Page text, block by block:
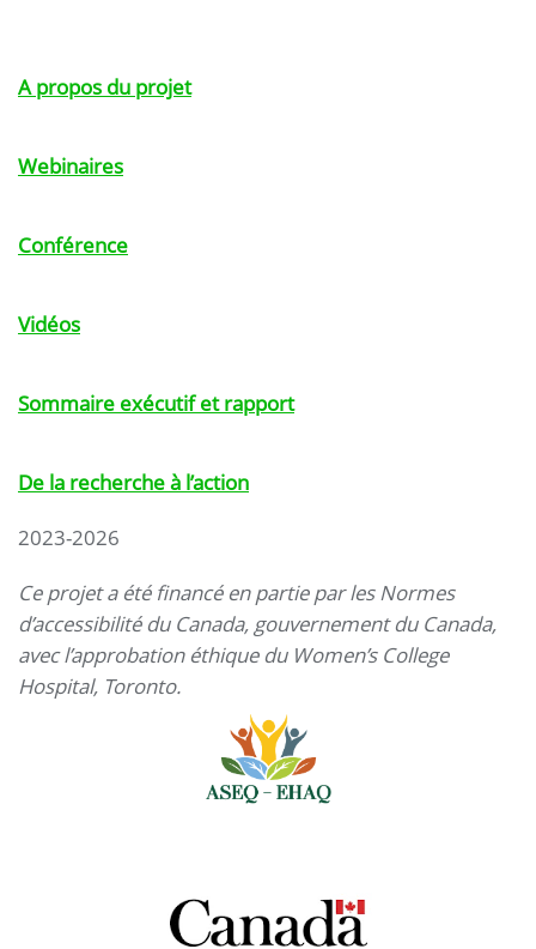
A propos du projet
Webinaires
Conférence
Vidéos
Sommaire exécutif et rapport
De la recherche à l’action
2023-2026
Ce projet a été financé en partie par les Normes
d’accessibilité du Canada, gouvernement du Canada,
avec l’approbation éthique du Women’s College
Hospital, Toronto.